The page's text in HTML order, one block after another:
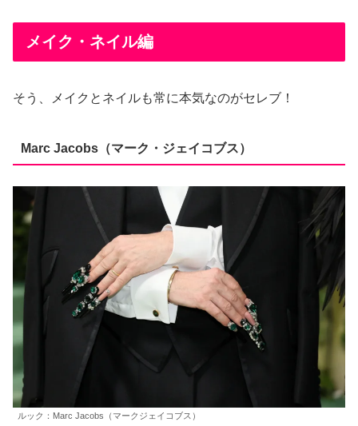
メイク・ネイル編
そう、メイクとネイルも常に本気なのがセレブ！
Marc Jacobs（マーク・ジェイコブス）
ルック：Marc Jacobs（マークジェイコブス）